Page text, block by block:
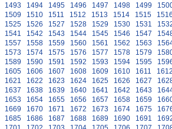
1493 1494 1495 1496 1497 1498 1499
1509 1510 1511 1512 1513 1514 1515
1525 1526 1527 1528 1529 1530 1531
1541 1542 1543 1544 1545 1546 1547
1557 1558 1559 1560 1561 1562 1563
1573 1574 1575 1576 1577 1578 1579
1589 1590 1591 1592 1593 1594 1595
1605 1606 1607 1608 1609 1610 1611
1621 1622 1623 1624 1625 1626 1627
1637 1638 1639 1640 1641 1642 1643
1653 1654 1655 1656 1657 1658 1659
1669 1670 1671 1672 1673 1674 1675
1685 1686 1687 1688 1689 1690 1691